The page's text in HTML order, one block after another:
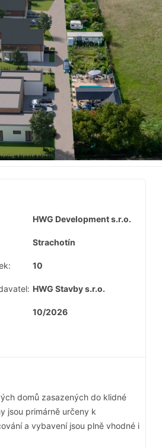
HWG Development s.r.o.
Strachotín
10
HWG Stavby s.r.o.
10/2026
domů zasazených do klidné
jsou primárně určeny k
a vybavení jsou plně vhodné i